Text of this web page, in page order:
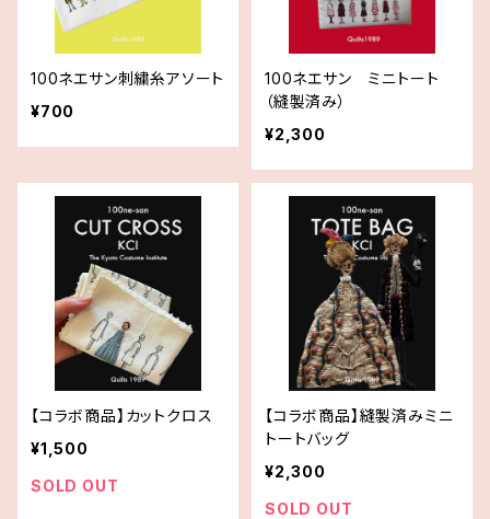
100ネエサン刺繍糸アソート
¥700
100ネエサン ミニトート
（縫製済み）
¥2,300
【コラボ商品】カットクロス
¥1,500
SOLD OUT
【コラボ商品】縫製済みミニ
トートバッグ
¥2,300
SOLD OUT